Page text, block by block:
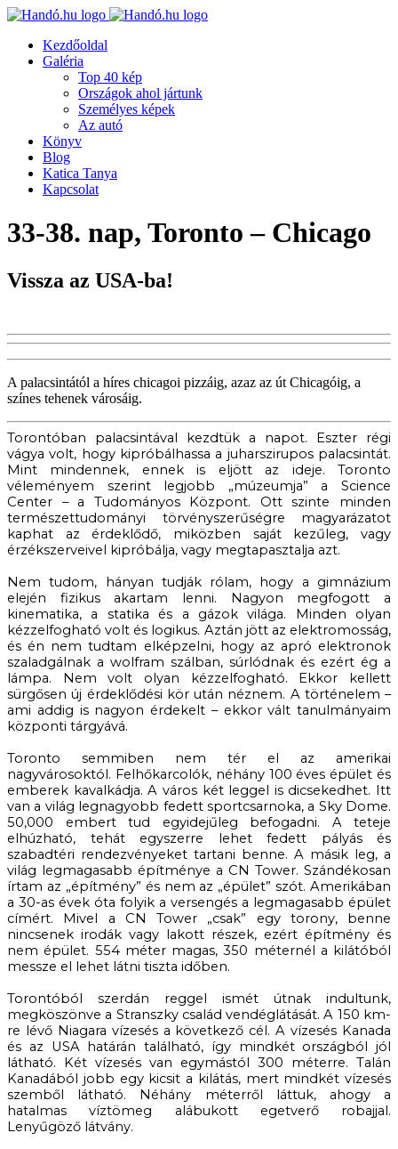
Kezdőoldal
Galéria
Top 40 kép
Országok ahol jártunk
Személyes képek
Az autó
Könyv
Blog
Katica Tanya
Kapcsolat
33-38. nap, Toronto – Chicago
Vissza az USA-ba!
A palacsintától a híres chicagoi pizzáig, azaz az út Chicagóig, a
színes tehenek városáig.
Torontóban palacsintával kezdtük a napot. Eszter régi
vágya volt, hogy kipróbálhassa a juharszirupos palacsintát.
Mint mindennek, ennek is eljött az ideje. Toronto
véleményem szerint legjobb „múzeumja” a Science
Center – a Tudományos Központ. Ott szinte minden
természettudományi törvényszerűségre magyarázatot
kaphat az érdeklődő, miközben saját kezűleg, vagy
érzékszerveivel kipróbálja, vagy megtapasztalja azt.
Nem tudom, hányan tudják rólam, hogy a gimnázium
elején fizikus akartam lenni. Nagyon megfogott a
kinematika, a statika és a gázok világa. Minden olyan
kézzelfogható volt és logikus. Aztán jött az elektromosság,
és én nem tudtam elképzelni, hogy az apró elektronok
szaladgálnak a wolfram szálban, súrlódnak és ezért ég a
lámpa. Nem volt olyan kézzelfogható. Ekkor kellett
sürgősen új érdeklődési kör után néznem. A történelem –
ami addig is nagyon érdekelt – ekkor vált tanulmányaim
központi tárgyává.
Toronto semmiben nem tér el az amerikai
nagyvárosoktól. Felhőkarcolók, néhány 100 éves épület és
emberek kavalkádja. A város két leggel is dicsekedhet. Itt
van a világ legnagyobb fedett sportcsarnoka, a Sky Dome.
50,000 embert tud egyidejűleg befogadni. A teteje
elhúzható, tehát egyszerre lehet fedett pályás és
szabadtéri rendezvényeket tartani benne. A másik leg, a
világ legmagasabb építménye a CN Tower. Szándékosan
írtam az „építmény” és nem az „épület” szót. Amerikában
a 30-as évek óta folyik a versengés a legmagasabb épület
címért. Mivel a CN Tower „csak” egy torony, benne
nincsenek irodák vagy lakott részek, ezért építmény és
nem épület. 554 méter magas, 350 méternél a kilátóból
messze el lehet látni tiszta időben.
Torontóból szerdán reggel ismét útnak indultunk,
megköszönve a Stranszky család vendéglátását. A 150 km-
re lévő Niagara vízesés a következő cél. A vízesés Kanada
és az USA határán található, így mindkét országból jól
látható. Két vízesés van egymástól 300 méterre. Talán
Kanadából jobb egy kicsit a kilátás, mert mindkét vízesés
szemből látható. Néhány méterről láttuk, ahogy a
hatalmas víztömeg alábukott egetverő robajjal.
Lenyűgöző látvány.